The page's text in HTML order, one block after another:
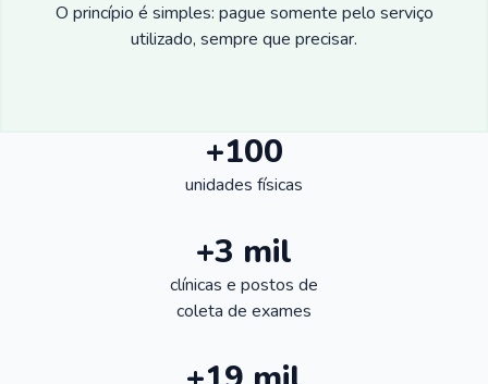
O princípio é simples: pague somente pelo serviço
utilizado, sempre que precisar.
+100
unidades físicas
+3 mil
clínicas e postos de
coleta de exames